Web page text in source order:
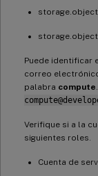
Puede identificar
correo
palabra compute
Verifique si a la
siguientes roles.
Cuenta de